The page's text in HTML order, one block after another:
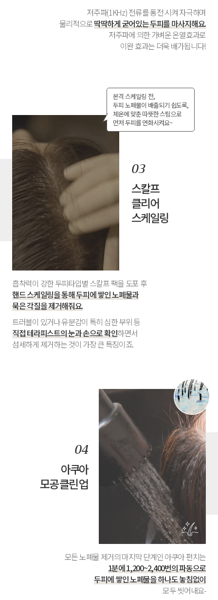
저주파(1KHz) 전류를 통전 시켜 자극하며
물리적으로딱딱하게 굳어있는 두피를 마사지해요.
저주파에 의한 가벼운 온열효과로
이완 효과는 더욱 배가됩니다!
본격 스케일링 전,
두피 노폐물이 배출되기 쉽도록,
체온에 맞춘 따뜻한 스팀으로
먼저 두피를 연화시켜요~
스칼프
클리어
스케일링
흡착력이 강한 두피타입별 스칼프 팩을 도포 후
핸드 스케일링을 통해 두피에 쌓인 노폐물과
묵은 각질을 제거해줘요.
트러블이 있거나 유분감이 특히 심한 부위 등
직접 테라피스트의 눈과 손으로 확인하면서
섬세하게 제거하는 것이 가장 큰 특징이죠.
아쿠아
모공 클린 업
모든 노폐물 제거의 마지막 단계인 아쿠아 펀치는
1분에 1,200~2,400번의 파동으로
두피에 쌓인 노폐물을 하나도 놓침없이
모두 씻어내요-